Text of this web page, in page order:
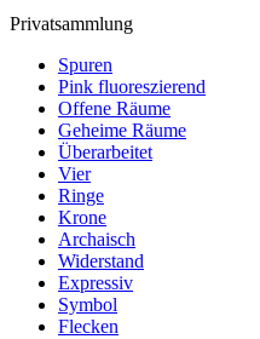
Privatsammlung
Spuren
Pink fluoreszierend
Offene Räume
Geheime Räume
Überarbeitet
Vier
Ringe
Krone
Archaisch
Widerstand
Expressiv
Symbol
Flecken